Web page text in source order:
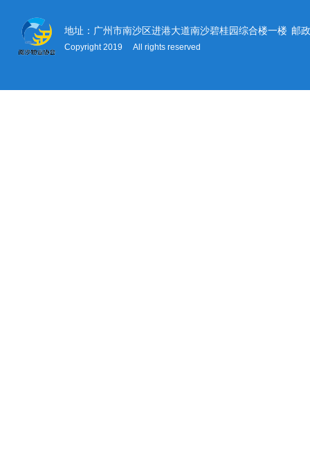
地址：广州市南沙区进港大道南沙碧桂园综合楼一楼 邮
Copyright 2019 All rights reserved